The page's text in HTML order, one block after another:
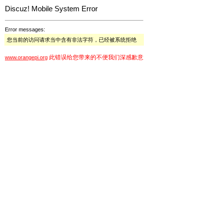
Discuz! Mobile System Error
Error messages:
您当前的访问请求当中含有非法字符，已经被系统拒绝
www.orangepi.org 此错误给您带来的不便我们深感歉意